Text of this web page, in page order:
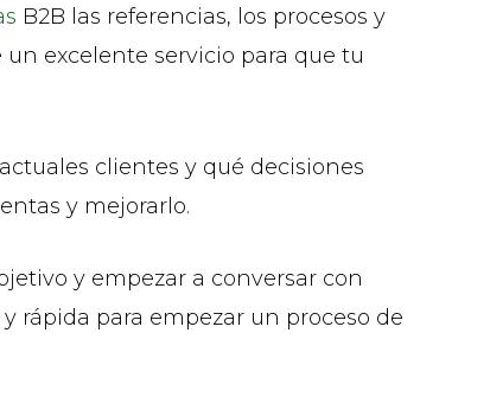
B2B las referencias, los procesos y
excelente servicio para que tu
clientes y qué decisiones
y mejorarlo.
y empezar a conversar con
rápida para empezar un proceso de